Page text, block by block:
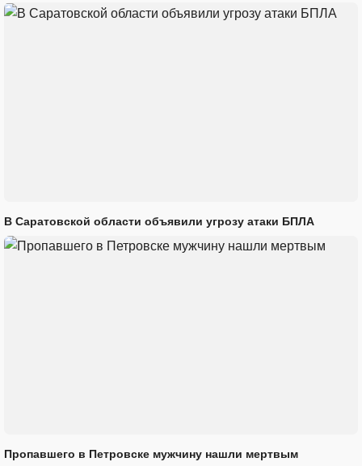
В Саратовской области объявили угрозу атаки БПЛА
Пропавшего в Петровске мужчину нашли мертвым